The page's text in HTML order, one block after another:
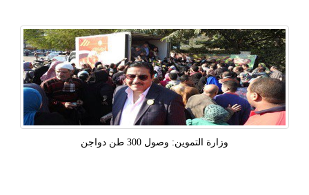
وزارة التموين: وصول 300 طن دواجن